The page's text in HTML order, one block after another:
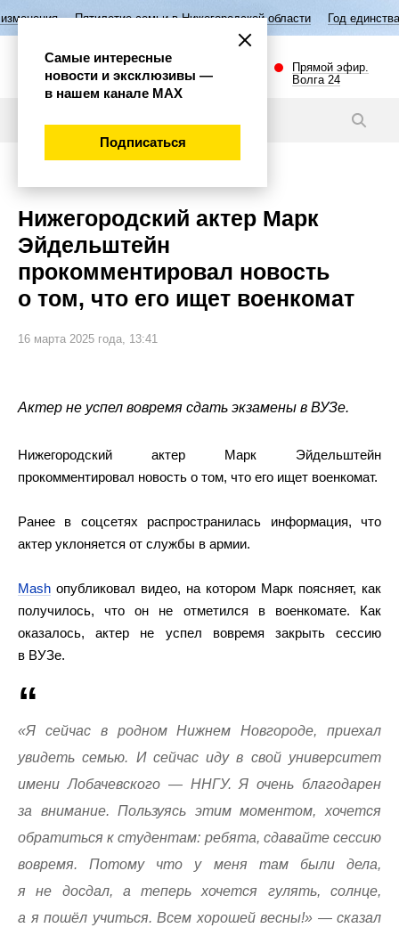
Пятилетие семьи в Нижегородской области Год единства народов
Прямой эфир.
Волга 24
Нижегородский актер Марк
Эйдельштейн
прокомментировал новость
о том, что его ищет военкомат
16 марта 2025 года, 13:41
Актер не успел вовремя сдать экзамены в ВУЗе.
Нижегородский актер Марк Эйдельштейн
прокомментировал новость о том, что его ищет военкомат.
Ранее в соцсетях распространилась информация, что
актер уклоняется от службы в армии.
Mash опубликовал видео, на котором Марк поясняет, как
получилось, что он не отметился в военкомате. Как
оказалось, актер не успел вовремя закрыть сессию
в ВУЗе.
«Я сейчас в родном Нижнем Новгороде, приехал
увидеть семью. И сейчас иду в свой университет
имени Лобачевского — ННГУ. Я очень благодарен
за внимание. Пользуясь этим моментом, хочется
обратиться к студентам: ребята, сдавайте сессию
вовремя. Потому что у меня там были дела,
я не досдал, а теперь хочется гулять, солнце,
а я пошёл учиться. Всем хорошей весны!» — сказал
Самые интересные
новости и эксклюзивы —
в нашем канале МАХ
Подписаться